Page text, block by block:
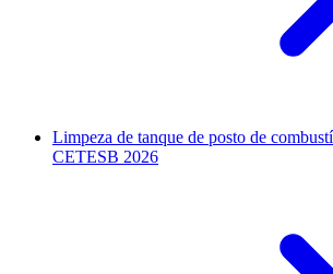
Limpeza de tanque de posto de
CETESB 2026